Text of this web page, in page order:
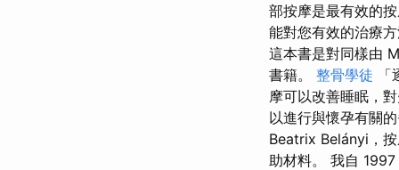
部按摩是最有效的
能對您有效的治療
這本書是對同樣由
書籍。 整骨學徒
摩可以改善睡眠，
以進行與懷孕有關
Beatrix Belányi，
助材料。 我自